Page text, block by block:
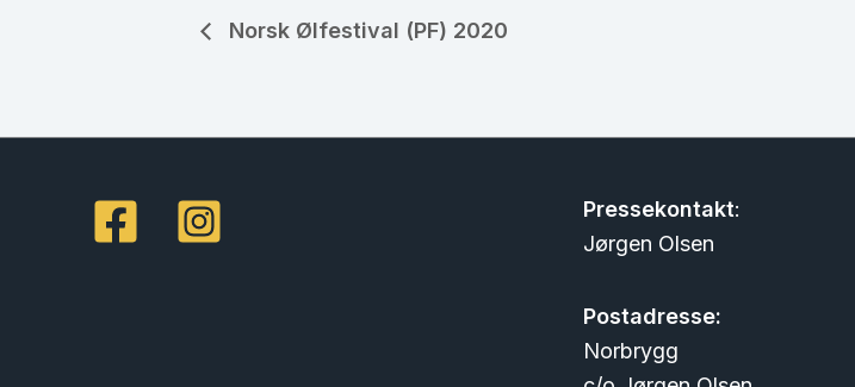
Norsk Ølfestival (PF) 2020
Pressekontakt:
Jørgen Olsen
Postadresse:
Norbrygg